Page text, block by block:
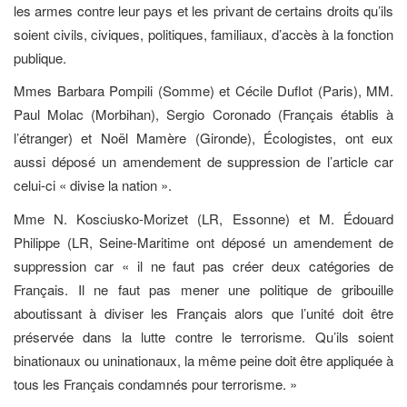
les armes contre leur pays et les privant de certains droits qu’ils
soient civils, civiques, politiques, familiaux, d’accès à la fonction
publique.
Mmes Barbara Pompili (Somme) et Cécile Duflot (Paris), MM.
Paul Molac (Morbihan), Sergio Coronado (Français établis à
l’étranger) et Noël Mamère (Gironde), Écologistes, ont eux
aussi déposé un amendement de suppression de l’article car
celui-ci « divise la nation ».
Mme N. Kosciusko-Morizet (LR, Essonne) et M. Édouard
Philippe (LR, Seine-Maritime ont déposé un amendement de
suppression car « il ne faut pas créer deux catégories de
Français. Il ne faut pas mener une politique de gribouille
aboutissant à diviser les Français alors que l’unité doit être
préservée dans la lutte contre le terrorisme. Qu’ils soient
binationaux ou uninationaux, la même peine doit être appliquée à
tous les Français condamnés pour terrorisme. »